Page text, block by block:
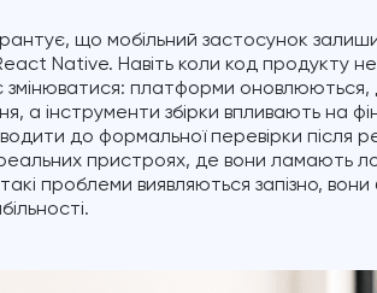
що мобільний застосунок
Native. Навіть коли код продукту
платформи
а інструменти збірки впливають на
до формальної перевірки після
пристроях, де вони ламають
проблеми виявляються запізно, вони